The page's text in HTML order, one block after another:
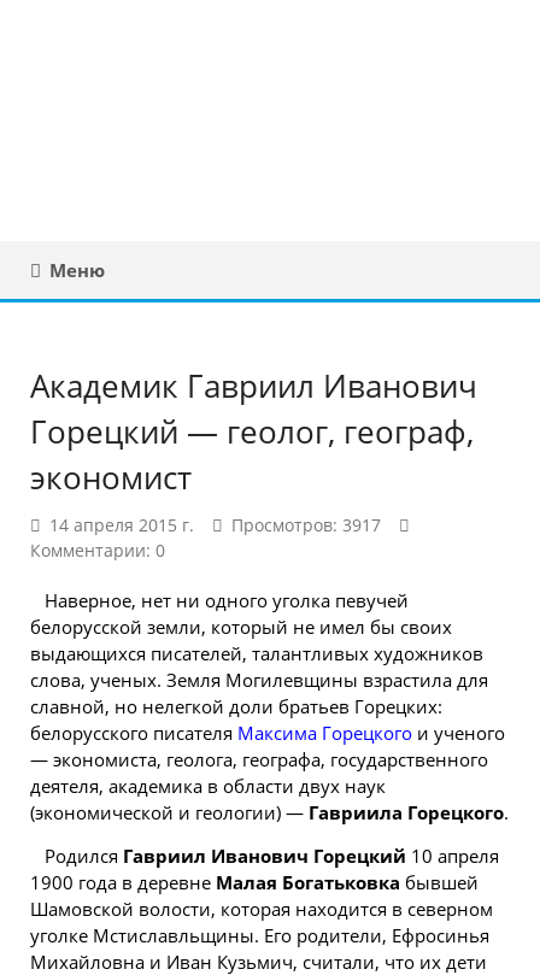
Меню
Академик Гавриил Иванович
Горецкий — геолог, географ,
экономист
14 апреля 2015 г.
Просмотров: 3917
Комментарии: 0
Наверное, нет ни одного уголка певучей
белорусской земли, который не имел бы своих
выдающихся писателей, талантливых художников
слова, ученых. Земля Могилевщины взрастила для
славной, но нелегкой доли братьев Горецких:
белорусского писателя Максима Горецкого и ученого
— экономиста, геолога, географа, государственного
деятеля, академика в области двух наук
(экономической и геологии) — Гавриила Горецкого.
Родился Гавриил Иванович Горецкий 10 апреля
1900 года в деревне Малая Богатьковка бывшей
Шамовской волости, которая находится в северном
уголке Мстиславльщины. Его родители, Ефросинья
Михайловна и Иван Кузьмич, считали, что их дети